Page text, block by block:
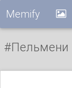
Memify
#пельмени